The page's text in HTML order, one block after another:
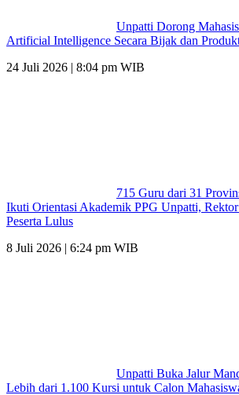
Unpatti Dorong
Artificial Intelligence Secara Bijak dan
24 Juli 2026 | 8:04 pm WIB
715 Guru dari 31
Ikuti Orientasi Akademik PPG Unpatti,
Peserta Lulus
8 Juli 2026 | 6:24 pm WIB
Unpatti Buka Jalur
Lebih dari 1.100 Kursi untuk Calon